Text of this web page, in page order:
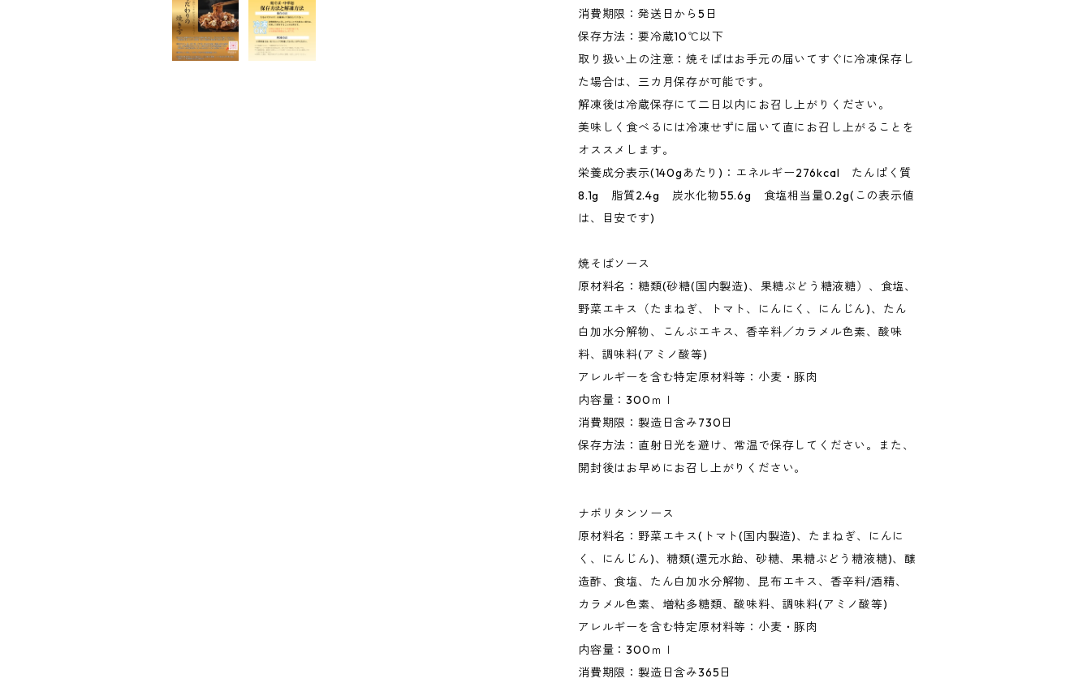
消費期限：発送日から5日
保存方法：要冷蔵10℃以下
取り扱い上の注意：焼そばはお手元の届いてすぐに冷凍保存し
た場合は、三カ月保存が可能です。
解凍後は冷蔵保存にて二日以内にお召し上がりください。
美味しく食べるには冷凍せずに届いて直にお召し上がることを
オススメします。
栄養成分表示(140gあたり)：エネルギー276kcal たんぱく質
8.1g 脂質2.4g 炭水化物55.6g 食塩相当量0.2g(この表示値
は、目安です)
焼そばソース
原材料名：糖類(砂糖(国内製造)、果糖ぶどう糖液糖）、食塩、
野菜エキス（たまねぎ、トマト、にんにく、にんじん)、たん
白加水分解物、こんぶエキス、香辛料／カラメル色素、酸味
料、調味料(アミノ酸等)
アレルギーを含む特定原材料等：小麦・豚肉
内容量：300ｍｌ
消費期限：製造日含み730日
保存方法：直射日光を避け、常温で保存してください。また、
開封後はお早めにお召し上がりください。
ナポリタンソース
原材料名：野菜エキス(トマト(国内製造)、たまねぎ、にんに
く、にんじん)、糖類(還元水飴、砂糖、果糖ぶどう糖液糖)、醸
造酢、食塩、たん白加水分解物、昆布エキス、香辛料/酒精、
カラメル色素、増粘多糖類、酸味料、調味料(アミノ酸等)
アレルギーを含む特定原材料等：小麦・豚肉
内容量：300ｍｌ
消費期限：製造日含み365日